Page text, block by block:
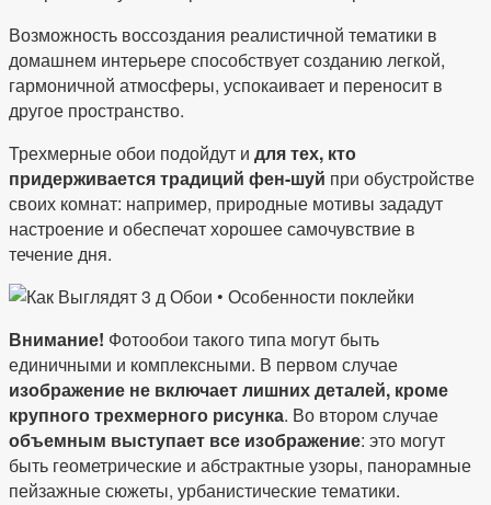
Возможность воссоздания реалистичной тематики в
домашнем интерьере способствует созданию легкой,
гармоничной атмосферы, успокаивает и переносит в
другое пространство.
Трехмерные обои подойдут и для тех, кто
придерживается традиций фен-шуй при обустройстве
своих комнат: например, природные мотивы зададут
настроение и обеспечат хорошее самочувствие в
течение дня.
Внимание! Фотообои такого типа могут быть
единичными и комплексными. В первом случае
изображение не включает лишних деталей, кроме
крупного трехмерного рисунка. Во втором случае
объемным выступает все изображение: это могут
быть геометрические и абстрактные узоры, панорамные
пейзажные сюжеты, урбанистические тематики.